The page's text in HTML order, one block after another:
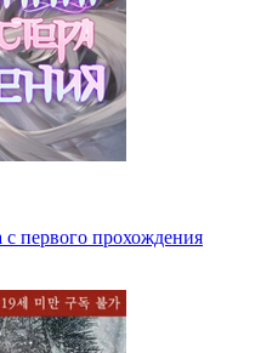
с первого прохождения